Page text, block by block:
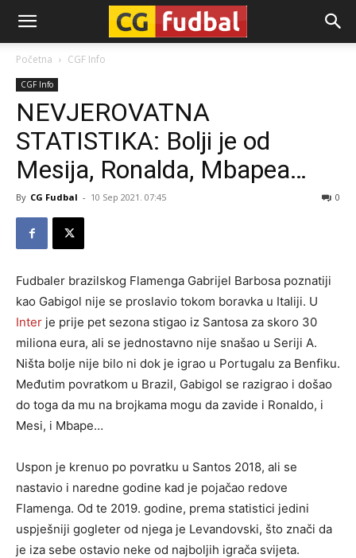
CG-
Fudbal
Početna CGF Info
CGF Info
NEVJEROVATNA
STATISTIKA: Bolji je od
Mesija, Ronalda, Mbapea…
By CG Fudbal - 10 Sep 2021. 07:45 0
Fudbaler brazilskog Flamenga Gabrijel Barbosa poznatiji
kao Gabigol nije se proslavio tokom boravka u Italiji. U
Inter je prije pet sezona stigao iz Santosa za skoro 30
miliona eura, ali se jednostavno nije snašao u Seriji A.
Ništa bolje nije bilo ni dok je igrao u Portugalu za Benfiku.
Međutim povratkom u Brazil, Gabigol se razigrao i došao
do toga da mu na brojkama mogu da zavide i Ronaldo, i
Mesi, i Mbape…
Uspon je krenuo po povratku u Santos 2018, ali se
nastavio i naredne godine kad je pojačao redove
Flamenga. Od te 2019. godine, prema statistici jedini
uspješniji gogleter od njega je Levandovski, što znači da
je iza sebe ostavio neke od najboljih igrača svijeta.